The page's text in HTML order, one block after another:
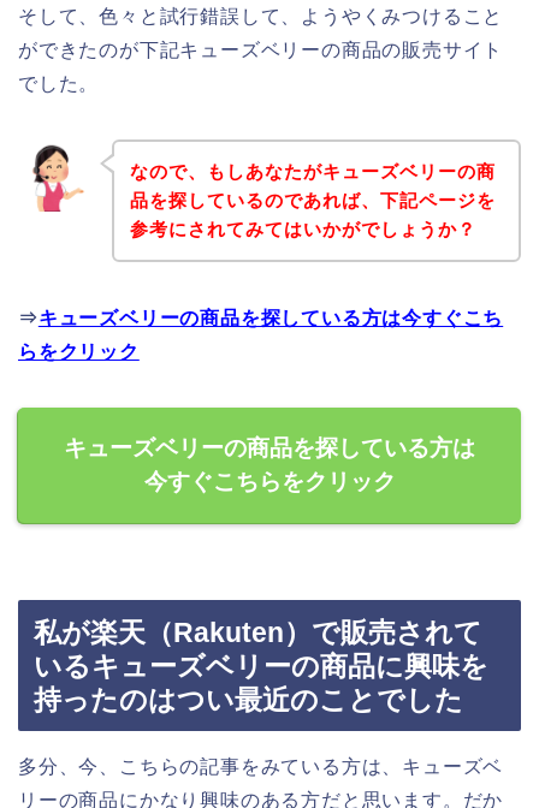
そして、色々と試行錯誤して、ようやくみつけること
ができたのが下記キューズベリーの商品の販売サイト
でした。
なので、もしあなたがキューズベリーの商
品を探しているのであれば、下記ページを
参考にされてみてはいかがでしょうか？
⇒キューズベリーの商品を探している方は今すぐこち
らをクリック
キューズベリーの商品を探している方は
今すぐこちらをクリック
私が楽天（Rakuten）で販売されて
いるキューズベリーの商品に興味を
持ったのはつい最近のことでした
多分、今、こちらの記事をみている方は、キューズベ
リーの商品にかなり興味のある方だと思います。だか